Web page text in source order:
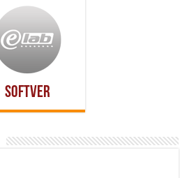
Softver